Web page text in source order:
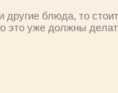
блюда, то
это уже должны